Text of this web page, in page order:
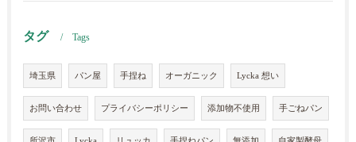
タグ Tags
埼玉県 パン屋 手捏ね オーガニック Lycka 想い
お問い合わせ プライバシーポリシー 添加物不使用 手ごねパン